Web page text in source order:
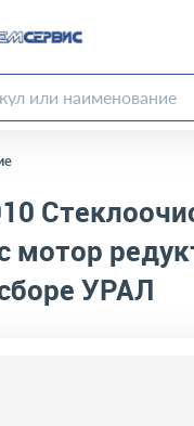
мотор
УРАЛ